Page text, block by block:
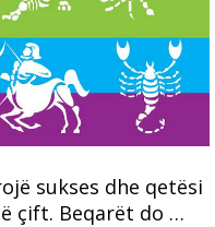
sukses dhe qetësi
çift. Beqarët do …